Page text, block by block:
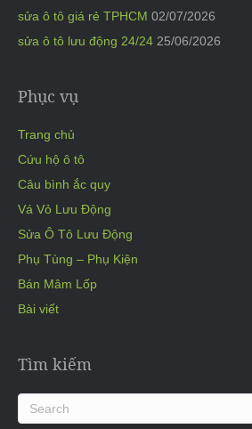
sửa ô tô giá rẻ TPHCM 02/07/2026
sửa ô tô lưu động 24/24 25/06/2026
Phục vụ
Trang chủ
Cứu hộ ô tô
Câu bình ắc quy
Vá Vỏ Lưu Động
Sửa Ô Tô Lưu Động
Phụ Tùng – Phụ Kiện
Bán Mâm Lốp
Bài viết
Tìm kiếm